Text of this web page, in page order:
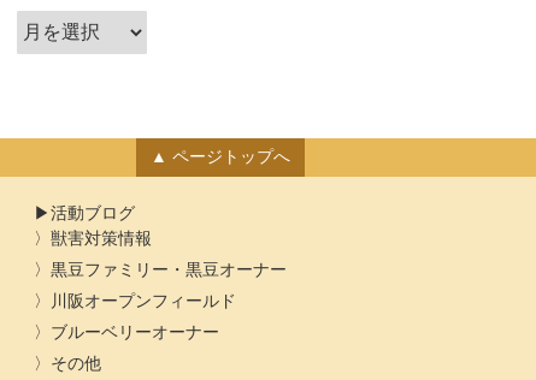
ア
ー
ブ
ページトップへ
活動ブログ
獣害対策情報
黒豆ファミリー・黒豆オーナー
川阪オープンフィールド
ブルーベリーオーナー
その他